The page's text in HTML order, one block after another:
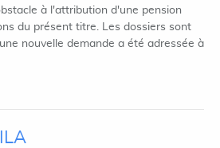
à l'attribution d'une pension
du présent titre. Les dossiers sont
nouvelle demande a été adressée à